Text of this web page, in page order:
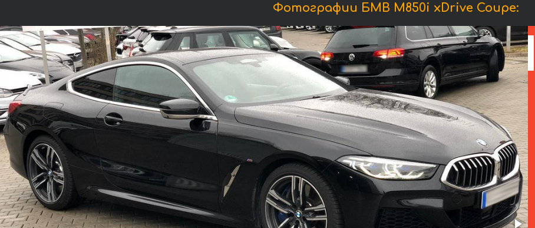
Фотографии БМВ M850i xDrive Coupe: